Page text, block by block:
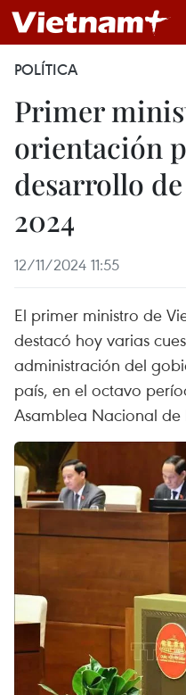
POLÍTICA
Primer
orientación
desarrollo
2024
12/11/2024 11:55
El primer ministro de
destacó hoy varias
administración del
país, en el octavo
Asamblea Nacional de